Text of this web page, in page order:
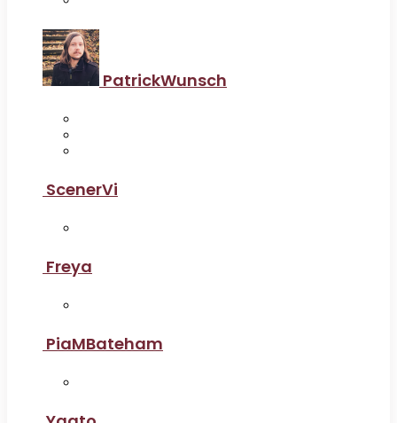
PatrickWunsch
ScenerVi
Freya
PiaMBateham